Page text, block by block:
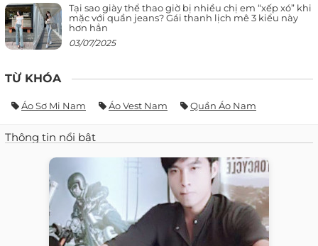
Tại sao giày thể thao giờ bị nhiều chị em “xếp xó” khi
mặc với quần jeans? Gái thanh lịch mê 3 kiểu này
hơn hẳn
03/07/2025
TỪ KHÓA
Áo Sơ Mi Nam Áo Vest Nam Quần Áo Nam
Thông tin nổi bật